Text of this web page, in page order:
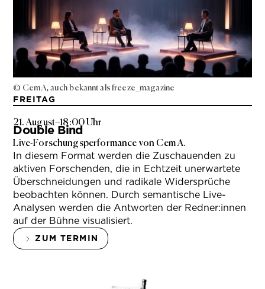
© Cem A, auch bekannt als freeze_magazine
FREITAG
21. August–18:00 Uhr
Double Bind
Live-Forschungsperformance von Cem A.
In diesem Format werden die Zuschauenden zu
aktiven Forschenden, die in Echtzeit unerwartete
Überschneidungen und radikale Widersprüche
beobachten können. Durch semantische Live-
Analysen werden die Antworten der Redner:innen
auf der Bühne visualisiert.
ZUM TERMIN